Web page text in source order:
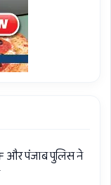
और पंजाब पुलिस ने